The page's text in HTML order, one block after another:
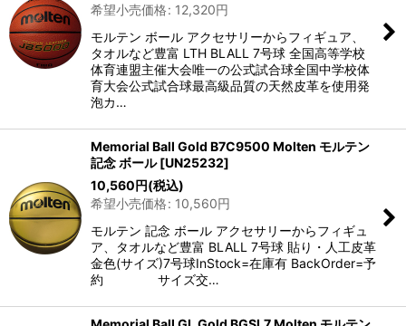
希望小売価格: 12,320円
モルテン ボール アクセサリーからフィギュア、
タオルなど豊富 LTH BLALL 7号球 全国高等学校
体育連盟主催大会唯一の公式試合球全国中学校体
育大会公式試合球最高級品質の天然皮革を使用発
泡カ…
Memorial Ball Gold B7C9500 Molten モルテン
記念 ボール [UN25232]
10,560円(税込)
希望小売価格: 10,560円
モルテン 記念 ボール アクセサリーからフィギュ
ア、タオルなど豊富 BLALL 7号球 貼り・人工皮革
金色(サイズ)7号球InStock=在庫有 BackOrder=予
約 サイズ交…